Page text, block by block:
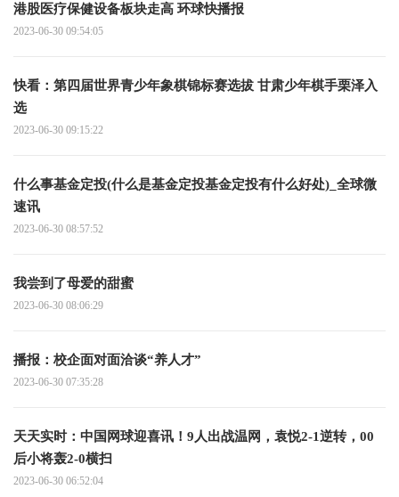
港股医疗保健设备板块走高 环球快播报
2023-06-30 09:54:05
快看：第四届世界青少年象棋锦标赛选拔 甘肃少年棋手栗泽入
选
2023-06-30 09:15:22
什么事基金定投(什么是基金定投基金定投有什么好处)_全球微
速讯
2023-06-30 08:57:52
我尝到了母爱的甜蜜
2023-06-30 08:06:29
播报：校企面对面洽谈“养人才”
2023-06-30 07:35:28
天天实时：中国网球迎喜讯！9人出战温网，袁悦2-1逆转，00
后小将轰2-0横扫
2023-06-30 06:52:04